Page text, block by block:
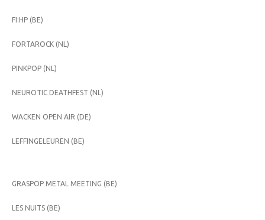
FI:HP (BE)
FORTAROCK (NL)
PINKPOP (NL)
NEUROTIC DEATHFEST (NL)
WACKEN OPEN AIR (DE)
LEFFINGELEUREN (BE)
GRASPOP METAL MEETING (BE)
LES NUITS (BE)